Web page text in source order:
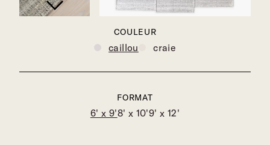
COULEUR
caillou craie
FORMAT
6' x 9'8' x 10'9' x 12'